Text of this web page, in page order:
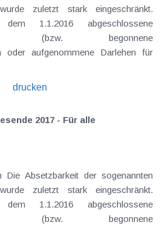
zuletzt stark eingeschränkt.
oder aufgenommene Darlehen für
drucken
2017 - Für alle
zuletzt stark eingeschränkt.